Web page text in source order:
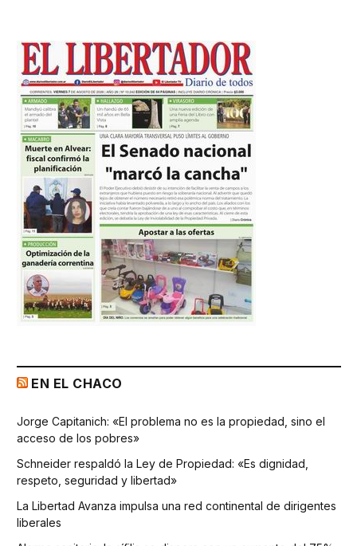
EN EL CHACO
Jorge Capitanich: «El problema no es la propiedad, sino el
acceso de los pobres»
Schneider respaldó la Ley de Propiedad: «Es dignidad,
respeto, seguridad y libertad»
La Libertad Avanza impulsa una red continental de dirigentes
liberales